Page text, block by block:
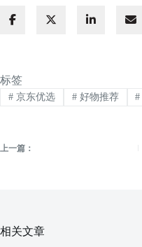
标签
#京东优选 #好物推荐 #
上一篇：
相关文章